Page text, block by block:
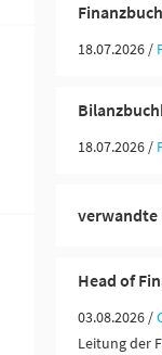
18.07.2026 /
18.07.2026 /
verwandte
Head of
03.08.2026 /
Leitung der